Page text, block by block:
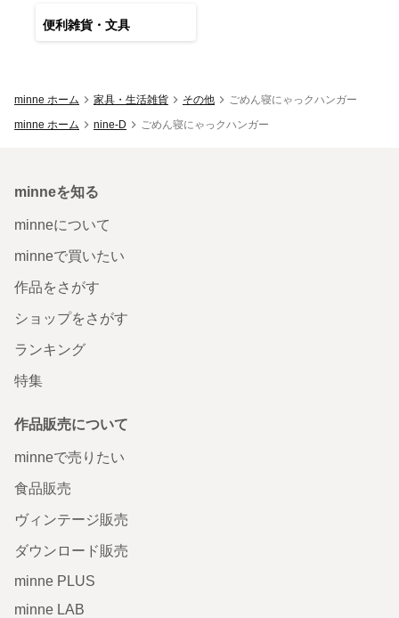
便利雑貨・文具
minne ホーム 家具・生活雑貨 その他
ごめん寝にゃっクハンガー
minne ホーム
nine-D ごめん寝にゃっクハンガー
minneを知る
minneについて
minneで買いたい
作品をさがす
ショップをさがす
ランキング
特集
作品販売について
minneで売りたい
食品販売
ヴィンテージ販売
ダウンロード販売
minne PLUS
minne LAB